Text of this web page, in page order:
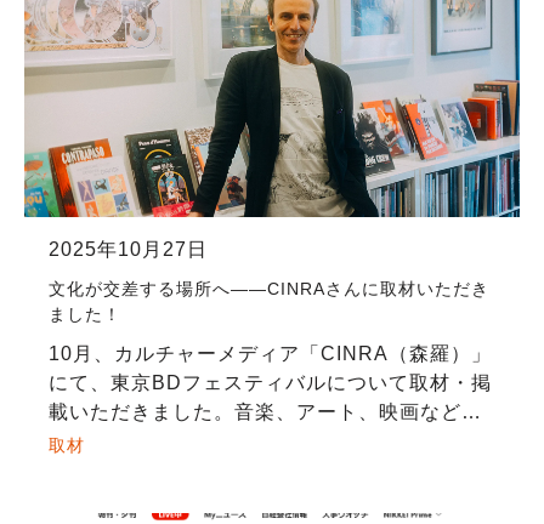
2025年10月27日
文化が交差する場所へ——CINRAさんに取材いただき
ました！
10月、カルチャーメディア「CINRA（森羅）」
にて、東京BDフェスティバルについて取材・掲
載いただきました。音楽、アート、映画など、
さまざまな芸術文化を背景に持つCINRAさん
取材